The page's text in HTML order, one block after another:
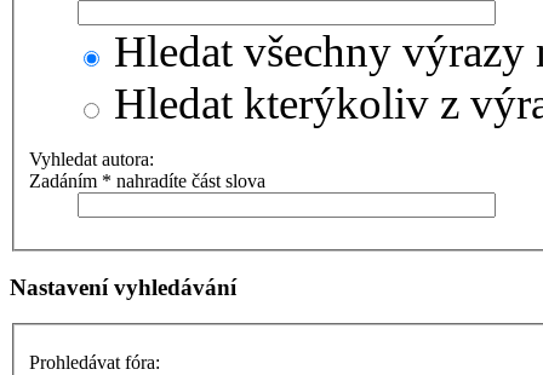
Hledat všechny výrazy
Hledat kterýkoliv z
Vyhledat autora:
Zadáním * nahradíte část slova
Nastavení vyhledávání
Prohledávat fóra: